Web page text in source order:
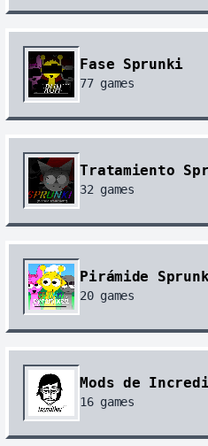
Fase Sprunki
77games
Tratamiento
32games
Pirámide
20games
Mods de
16games